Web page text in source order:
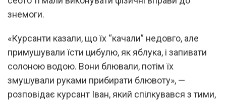
знемоги.
«Курсанти казали, що їх “качали” недовго, але
примушували їсти цибулю, як яблука, і запивати
солоною водою. Вони блювали, потім їх
змушували руками прибирати блювоту», —
розповідає курсант Іван, який спілкувався з тими,